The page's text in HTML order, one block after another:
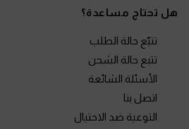
هل تحتاج مساعدة؟
تتبّع حالة الطلب
تتبع حالة الشحن
الأسئلة الشائعة
اتصل بنا
التوعية ضد الاحتيال